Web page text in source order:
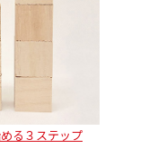
る３ステップ